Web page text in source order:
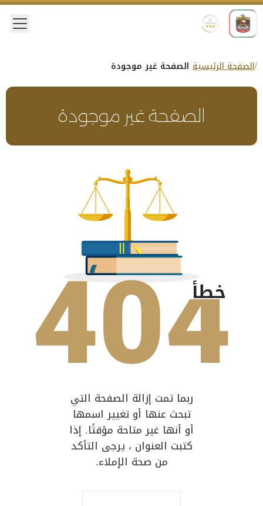
الصفحة الرئيسية الصفحة غير موجودة
الصفحة غير موجودة
خطأ
404
ربما تمت إزالة الصفحة التي
تبحث عنها أو تغيير اسمها
أو أنها غير متاحة مؤقتًا. إذا
كتبت العنوان ، يرجى التأكد
من صحة الإملاء.